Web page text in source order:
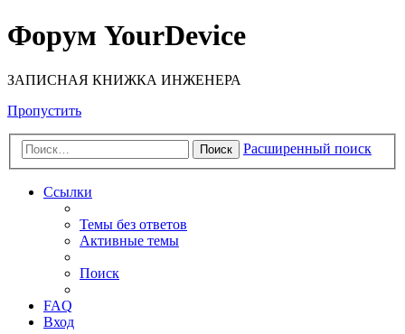
Форум YourDevice
ЗАПИСНАЯ КНИЖКА ИНЖЕНЕРА
Пропустить
Поиск Расширенный поиск
Ссылки
Темы без ответов
Активные темы
Поиск
FAQ
Вход